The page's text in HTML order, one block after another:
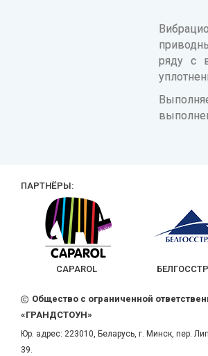
ряду с
ПАРТНЁРЫ:
БЕЛГОССТРАХ
Общество с ограниченной
«ГРАНДСТОУН»
Юр. адрес: 223010 Беларусь , г. Минск пер.
39.